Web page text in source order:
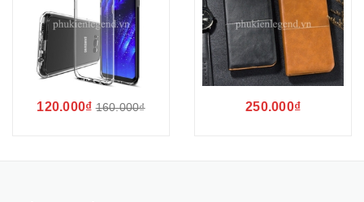
120.000₫ 160.000₫ 250.000₫